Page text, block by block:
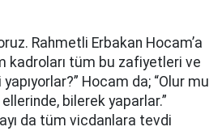
Rahmetli Erbakan Hocam’a
kadroları tüm bu zafiyetleri ve
Hocam da; “Olur mu
bilerek yaparlar.”
da tüm vicdanlara tevdi